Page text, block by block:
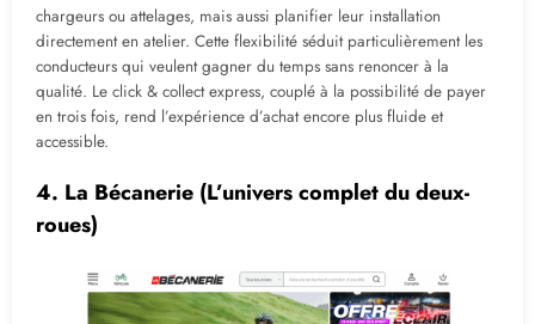
chargeurs ou attelages, mais aussi planifier leur installation
directement en atelier. Cette flexibilité séduit particulièrement les
conducteurs qui veulent gagner du temps sans renoncer à la
qualité. Le click & collect express, couplé à la possibilité de payer
en trois fois, rend l’expérience d’achat encore plus fluide et
accessible.
4. La Bécanerie (L’univers complet du deux-
roues)